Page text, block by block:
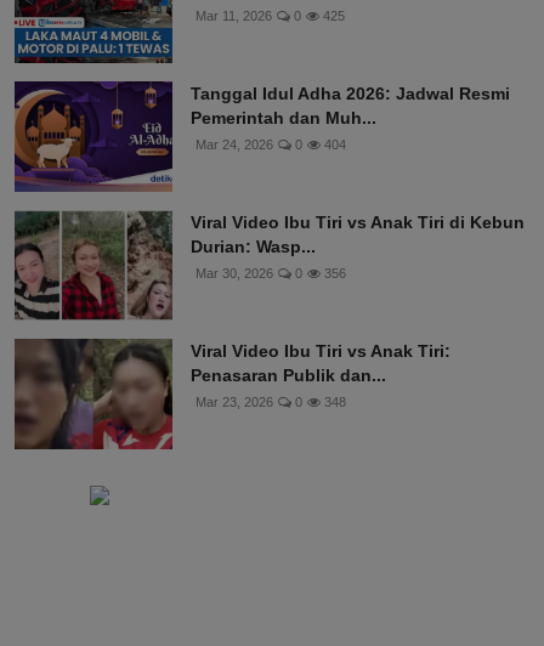
Mar 11, 2026 0 425
Tanggal Idul Adha 2026: Jadwal Resmi
Pemerintah dan Muh...
Mar 24, 2026 0 404
Viral Video Ibu Tiri vs Anak Tiri di Kebun
Durian: Wasp...
Mar 30, 2026 0 356
Viral Video Ibu Tiri vs Anak Tiri:
Penasaran Publik dan...
Mar 23, 2026 0 348